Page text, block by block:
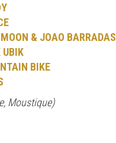
& JOAO BARRADAS
UBIK
BIKE
Moustique)